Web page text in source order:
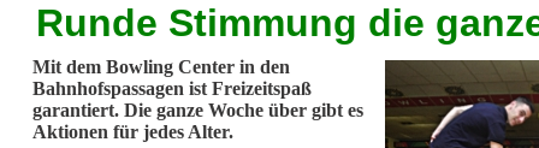
Runde Stimmung die
Mit dem Bowling Center in den
Bahnhofspassagen ist Freizeitspaß
garantiert. Die ganze Woche über gibt es
Aktionen für jedes Alter.